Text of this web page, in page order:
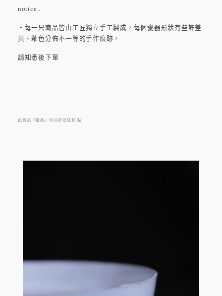
notice .
・每一只商品皆由工匠獨立手工製成，每個瓷器形狀有些許差
異、釉色分佈不一等的手作痕跡，
請知悉後下單
此商品『最高』可以折抵紅利 點